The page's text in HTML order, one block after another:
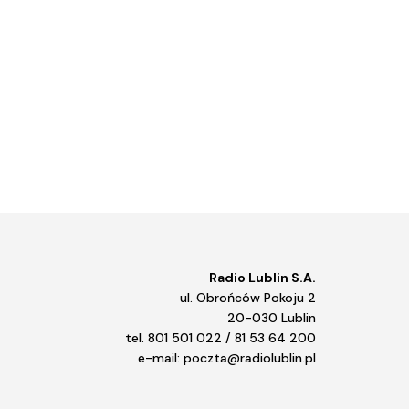
Radio Lublin S.A.
ul. Obrońców Pokoju 2
20-030 Lublin
tel. 801 501 022 / 81 53 64 200
e-mail: poczta@radiolublin.pl